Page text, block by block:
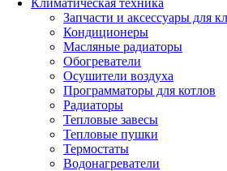
Запчасти и аксессуары для
Кондиционеры
Масляные радиаторы
Обогреватели
Осушители воздуха
Программаторы для котлов
Радиаторы
Тепловые завесы
Тепловые пушки
Термостаты
Водонагреватели